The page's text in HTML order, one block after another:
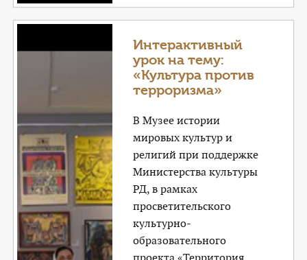
Интерактивный
урок на тему:
«Культура против
терроризма»
В Музее истории
мировых культур и
религий при поддержке
Министерства культуры
РД, в рамках
просветительского
культурно-
образовательного